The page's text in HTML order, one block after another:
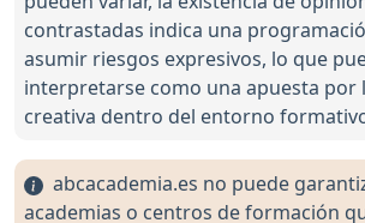
contrastadas indica una
asumir riesgos expresivos, lo que
interpretarse como una apuesta por
creativa dentro del entorno
abcacademia.es no puede
academias o centros de formación